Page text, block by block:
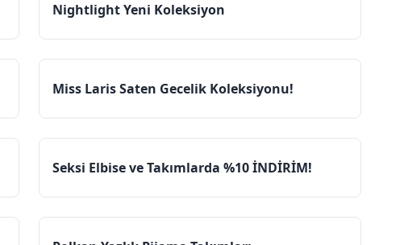
Nightlight Yeni Koleksiyon
Miss Laris Saten Gecelik Koleksiyonu!
Seksi Elbise ve Takımlarda %10 İNDİRİM!